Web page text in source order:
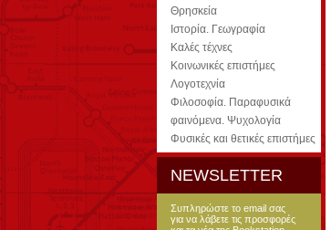
Θρησκεία
Ιστορία. Γεωγραφία
Καλές τέχνες
Κοινωνικές επιστήμες
Λογοτεχνία
Φιλοσοφία. Παραφυσικά
φαινόμενα. Ψυχολογία
Φυσικές και θετικές επιστήμες
NEWSLETTER
Συπληρώστε το email σας
για να λάβετε τις προσφορές